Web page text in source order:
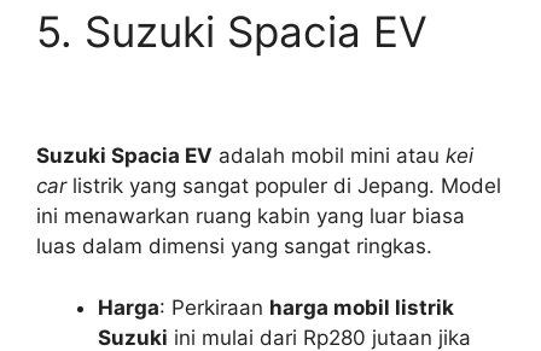
5. Suzuki Spacia EV
Suzuki Spacia EV adalah mobil mini atau kei
carlistrik yang sangat populer di Jepang. Model
ini menawarkan ruang kabin yang luar biasa
luas dalam dimensi yang sangat ringkas.
Harga: Perkiraan harga mobil listrik
Suzuki ini mulai dari Rp280 jutaan jika